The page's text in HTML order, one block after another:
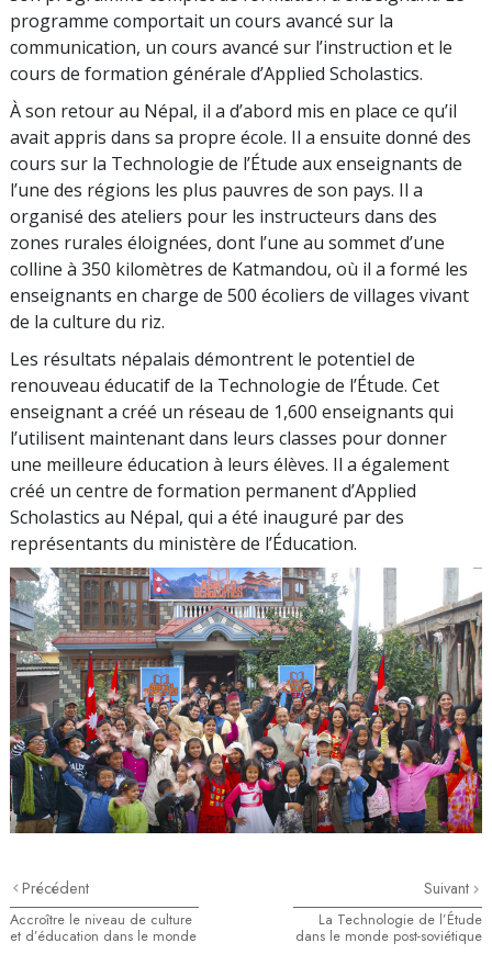
programme comportait un cours avancé sur la
communication, un cours avancé sur l’instruction et le
cours de formation générale d’Applied Scholastics.
À son retour au Népal, il a d’abord mis en place ce qu’il
avait appris dans sa propre école. Il a ensuite donné des
cours sur la Technologie de l’Étude aux enseignants de
l’une des régions les plus pauvres de son pays. Il a
organisé des ateliers pour les instructeurs dans des
zones rurales éloignées, dont l’une au sommet d’une
colline à 350 kilomètres de Katmandou, où il a formé les
enseignants en charge de 500 écoliers de villages vivant
de la culture du riz.
Les résultats népalais démontrent le potentiel de
renouveau éducatif de la Technologie de l’Étude. Cet
enseignant a créé un réseau de 1,600 enseignants qui
l’utilisent maintenant dans leurs classes pour donner
une meilleure éducation à leurs élèves. Il a également
créé un centre de formation permanent d’Applied
Scholastics au Népal, qui a été inauguré par des
représentants du ministère de l’Éducation.
Précédent
Accroître le niveau de culture
et d’éducation dans le monde
Suivant
La Technologie de l’Étude
dans le monde post-soviétique